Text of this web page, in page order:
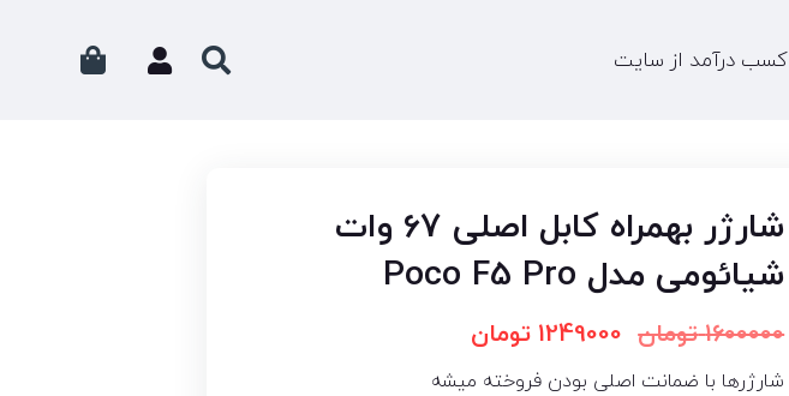
کسب درآمد از سایت
شارژر بهمراه کابل اصلی 67 وات
شیائومی مدل Poco F5 Pro
1600000 تومان 1249000 تومان
شارژرها با ضمانت اصلی بودن فروخته میشه